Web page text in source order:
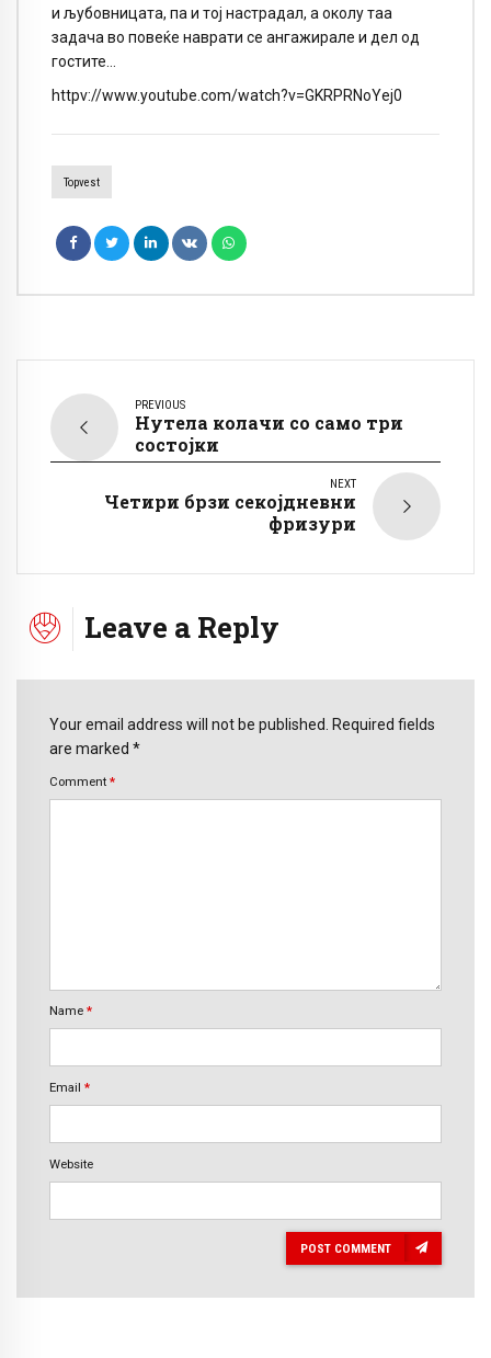
и љубовницата, па и тој настрадал, а околу таа
задача во повеќе наврати се ангажирале и дел од
гостите…
httpv://www.youtube.com/watch?v=GKRPRNoYej0
Topvest
PREVIOUS
Нутела колачи со само три
состојки
NEXT
Четири брзи секојдневни
фризури
Leave a Reply
Your email address will not be published. Required fields
are marked *
Comment *
Name *
Email *
Website
POST COMMENT